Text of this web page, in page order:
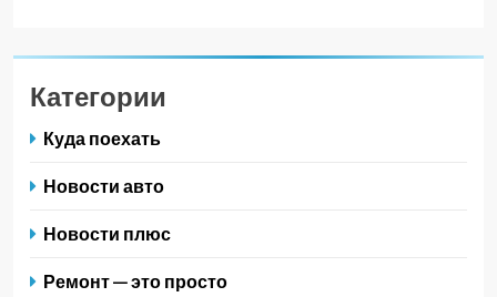
Категории
Куда поехать
Новости авто
Новости плюс
Ремонт — это просто